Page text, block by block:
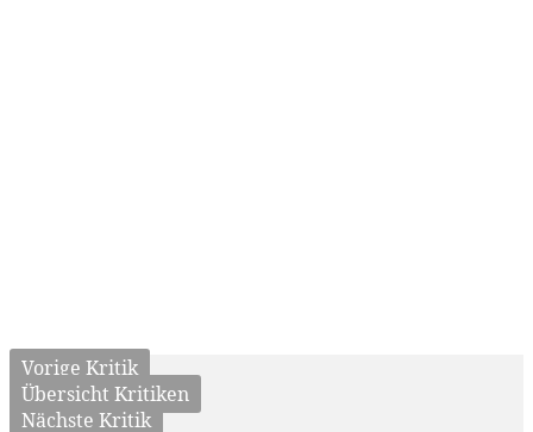
Vorige Kritik
Übersicht Kritiken
Nächste Kritik